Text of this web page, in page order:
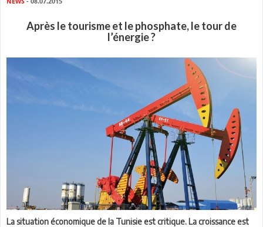
Après le tourisme et le phosphate, le tour de
l’énergie ?
La situation économique de la Tunisie est critique. La croissance est